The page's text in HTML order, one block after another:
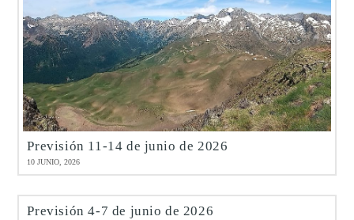
Previsión 11-14 de junio de 2026
10 JUNIO, 2026
Previsión 4-7 de junio de 2026